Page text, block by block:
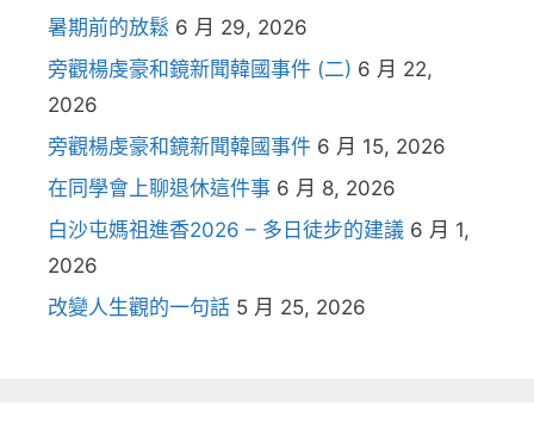
暑期前的放鬆 6 月 29, 2026
旁觀楊虔豪和鏡新聞韓國事件 (二) 6 月 22,
2026
旁觀楊虔豪和鏡新聞韓國事件 6 月 15, 2026
在同學會上聊退休這件事 6 月 8, 2026
白沙屯媽祖進香2026 – 多日徒步的建議 6 月 1,
2026
改變人生觀的一句話 5 月 25, 2026